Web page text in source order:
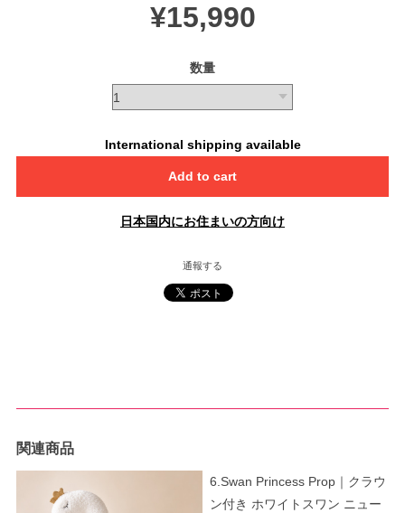
¥15,990
数量
International shipping available
Add to cart
日本国内にお住まいの方向け
通報する
関連商品
6.Swan Princess Prop｜クラウ
ン付き ホワイトスワン ニュー